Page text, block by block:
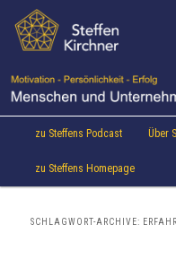
Inhalt
wechseln
sekundären
Inhalt
Steffen Kirchner
Aktuelles von Speaker &
Hauptmenü
zu Steffens Podcast Über
zu Steffens Homepage
SCHLAGWORT-ARCHIVE: